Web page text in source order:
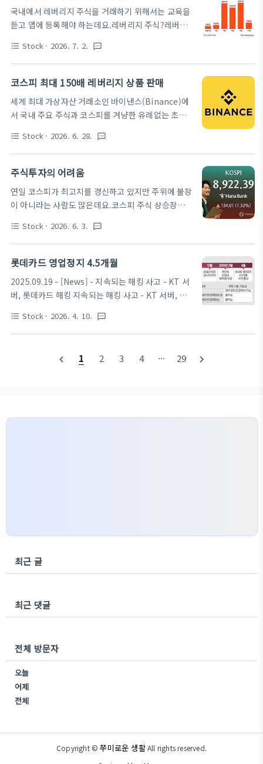
란? 장래에 발생할지 모르는 불확실한 채권까지..
미국의 대형 은행(주관사)이 한국 은행에 주식이 보관
된 것을 확인하고, 그 주식을 담보로 미국 시장에서 유
통할 수 있는 '주식예탁증서(ADR)'를 발행합니다. 미
애플이나 마이크로소프트 주식을 사듯 달러로 편리
하..
국내에서 레버리지 주식을 거래하기 위해서는 교육을
듣고 앱에 등록해야 하는데요.레버리지 주식?레버리
큰 규모로 투자하는 금융 전략이에요. 내 돈이 적어도
더 큰 자산에 투자할 수 있어 자산을 더 빨리 마련하는
데 도움이 될 수 있어요.레버리지는 크게 2가지 방법
은행에서 마이너스 통장을 뚫거나, 증권사에서 신용/
미수 대출을 받아 내 돈보다 더 많은 주식을 사는 방식
입니다. 상품 자체에 지렛대가 있는 레버리지
200 같은 특정 지수가 1% 오를 때 2% 오르도록 설계
된 펀드 상품을 사는 것..
format_list_bulleted Stock · 2026. 7. 2. textsms
코스피 최대 150배 레버리지 상품 판매
세계 최대 가상자산 거래소인 바이낸스(Binance)에
서 국내 주요 주식과 코스피를 겨냥한 유례없는 초고
되고 있습니다.상상을 초월하는 '최대 150배' 레버리
지 상품의 등장코스피 150배 배팅 상품 출시. 미국 뉴
욕증시에 상장된 코스피 3배 레버리지 ETF인
걸 수 있는 선물 상품('KORUUSDT')이 상장되었습
니다. 코스피가 단 1%만 상승해도 150%의 수익을
거두지만, 반대로 미세한 하락에도 원금이 순식간에
니다.국내 우량주도 50배 타깃 상품 출시. 바이낸스는
이미 삼성전자, SK하이닉스, ..
format_list_bulleted Stock · 2026. 6. 28. textsms
주식투자의 어려움
연일 코스피가 최고치를 경신하고 있지만 주위에 불장
이 아니라는 사람도 많은데요.코스피 주식 상승장현재
80%의 종목은 하락이고 대형주/반도체 업종에 쏠림
이 심화된 상황이라고 합니다. 코스피가 3일 종가 기
준 사상 처음 8800선을 돌파한 상황입니다.전 거래일
며 3거래일 연속 종가 기록을 갱신했습니다. 하지만
지수 상승을 이끄는 종목을 제외하고 4/5가 하락세인
상황이라고 하는데요.그 뿐만 아니라 급격한 변동성도
래소가 관련 통계를 집계한 2002년 이후 전체 건수의
4분의 1을 차지한 것으로 나..
format_list_bulleted Stock · 2026. 6. 3. textsms
롯데카드 영업정지 4.5개월
2025.09.19 - [News] - 지속되는 해킹 사고 - KT 서
버, 롯데카드 해킹 지속되는 해킹 사고 - KT 서버, 롯
버도 해킹을 당하고 롯데카드도 대규모 해킹을 당했습
니다.KT 서버 해킹KT의 소액결제 해킹 사건이 단순
dorudoru.tistory.com작년 발생한 롯데카드 해킹
전 통보했습니다. 제재안이 이대로 확정되면 영업정지
format_list_bulleted Stock · 2026. 4. 10. textsms
navigate_before 1 2 3 4 ··· 29 navigate_next
최근 글
최근 댓글
전체 방문자
오늘
어제
전체
Copyright ©쭈미로운 생활All rights reserved.